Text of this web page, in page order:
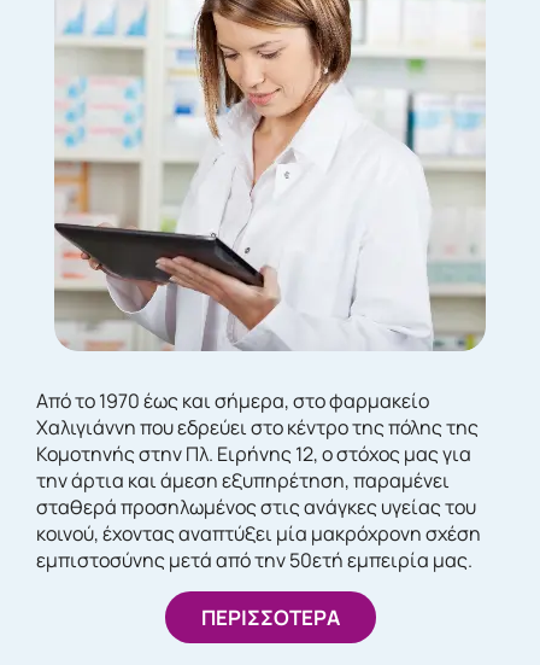
Από το 1970 έως και σήμερα, στο φαρμακείο
Χαλιγιάννη που εδρεύει στο κέντρο της πόλης της
Κομοτηνής στην Πλ. Ειρήνης 12, ο στόχος μας για
την άρτια και άμεση εξυπηρέτηση, παραμένει
σταθερά προσηλωμένος στις ανάγκες υγείας του
κοινού, έχοντας αναπτύξει μία μακρόχρονη σχέση
εμπιστοσύνης μετά από την 50ετή εμπειρία μας.
ΠΕΡΙΣΣΟΤΕΡΑ